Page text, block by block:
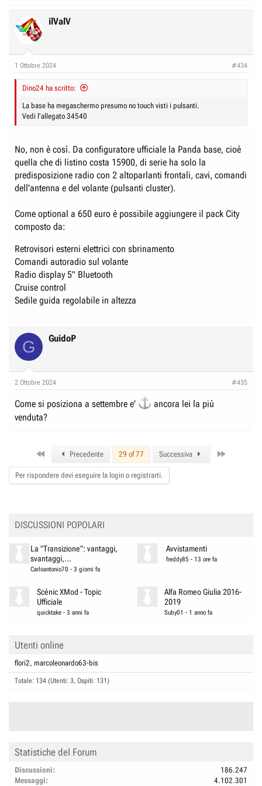
c
t
i
s
ilValV
1 Ottobre 2024 #434
Dino24 ha scritto:
La base ha megaschermo presumo no touch visti i pulsanti.
Vedi l'allegato 34540
No, non è così. Da configuratore ufficiale la Panda base, cioè
quella che di listino costa 15900, di serie ha solo la
predisposizione radio con 2 altoparlanti frontali, cavi, comandi
dell'antenna e del volante (pulsanti cluster).
Come optional a 650 euro è possibile aggiungere il pack City
composto da:
Retrovisori esterni elettrici con sbrinamento
Comandi autoradio sul volante
Radio display 5" Bluetooth
Cruise control
Sedile guida regolabile in altezza
G GuidoP
2 Ottobre 2024 #435
Come si posiziona a settembre e'
ancora lei la più
venduta?
Precedente 29 of 77 Successiva
Per rispondere devi eseguire la login o registrarti.
DISCUSSIONI POPOLARI
La "Transizione": vantaggi,
svantaggi,...
Carloantonio70 - 3 giorni fa
Avvistamenti
freddy85 - 13 ore fa
Scénic XMod - Topic
Ufficiale
quicktake -3 anni fa
Alfa Romeo Giulia 2016-
2019
Suby01 - 1 anno fa
Utenti online
flori2 marcoleonardo63-bis
Totale: 134 (Utenti: 3, Ospiti: 131)
Statistiche del Forum
Discussioni
186.247
Messaggi
4.102.301